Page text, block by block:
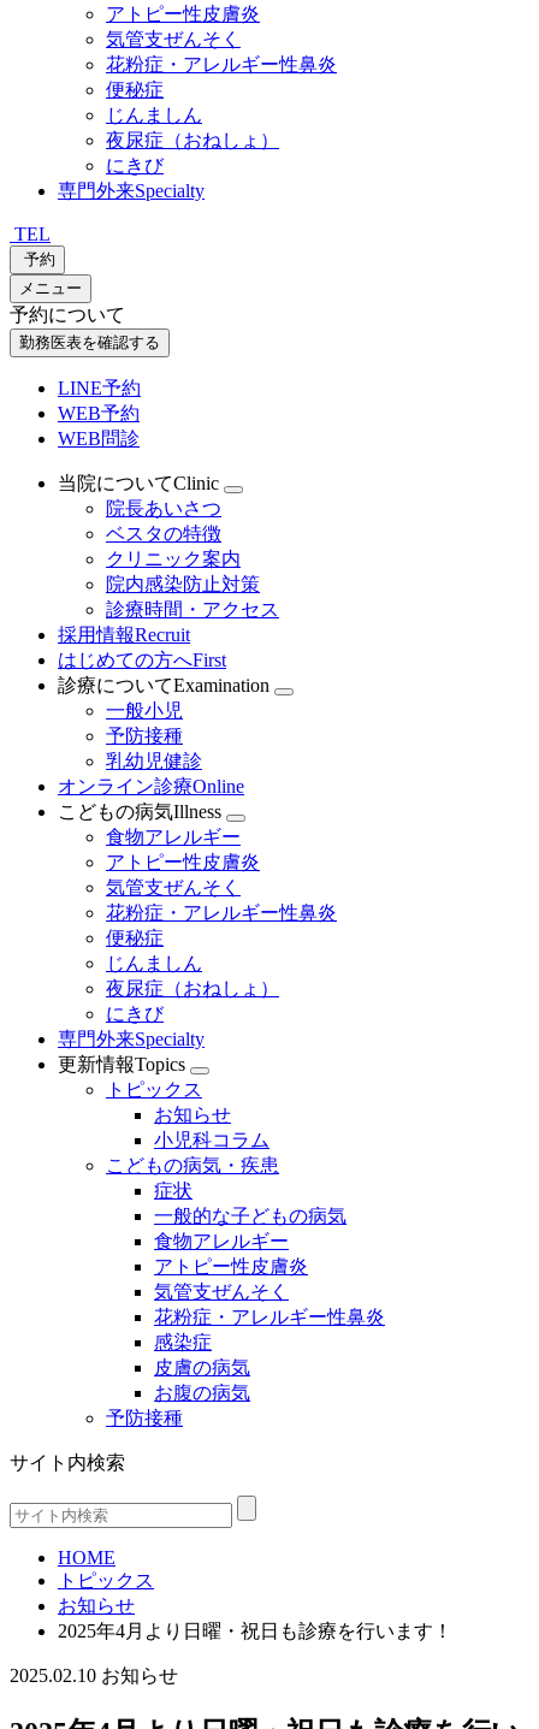
アトピー性皮膚炎
気管支ぜんそく
花粉症・アレルギー性鼻炎
便秘症
じんましん
夜尿症（おねしょ）
にきび
専門外来Specialty
TEL
予約
メニュー
予約について
勤務医表を確認する
LINE予約
WEB予約
WEB問診
当院についてClinic
院長あいさつ
ベスタの特徴
クリニック案内
院内感染防止対策
診療時間・アクセス
採用情報Recruit
はじめての方へFirst
診療についてExamination
一般小児
予防接種
乳幼児健診
オンライン診療Online
こどもの病気Illness
食物アレルギー
アトピー性皮膚炎
気管支ぜんそく
花粉症・アレルギー性鼻炎
便秘症
じんましん
夜尿症（おねしょ）
にきび
専門外来Specialty
更新情報Topics
トピックス
お知らせ
小児科コラム
こどもの病気・疾患
症状
一般的な子どもの病気
食物アレルギー
アトピー性皮膚炎
気管支ぜんそく
花粉症・アレルギー性鼻炎
感染症
皮膚の病気
お腹の病気
予防接種
サイト内検索
HOME
トピックス
お知らせ
2025年4月より日曜・祝日も診療を行います！
2025.02.10 お知らせ